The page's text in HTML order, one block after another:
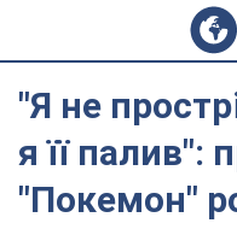
"Я не
я її палив":
"Покемон"